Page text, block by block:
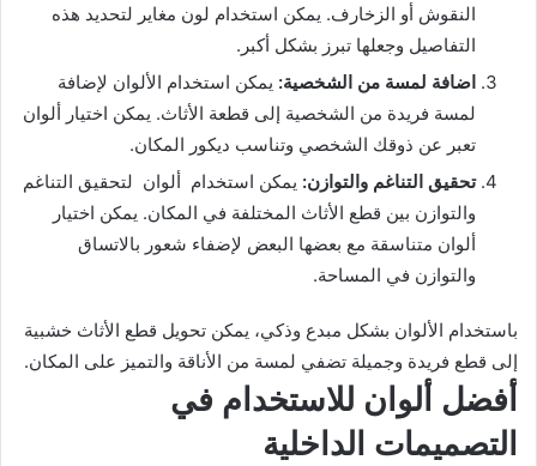
النقوش أو الزخارف. يمكن استخدام لون مغاير لتحديد هذه
التفاصيل وجعلها تبرز بشكل أكبر.
اضافة لمسة من الشخصية: يمكن استخدام الألوان لإضافة
لمسة فريدة من الشخصية إلى قطعة الأثاث. يمكن اختيار ألوان
تعبر عن ذوقك الشخصي وتناسب ديكور المكان.
تحقيق التناغم والتوازن: يمكن استخدام ألوان لتحقيق التناغم
والتوازن بين قطع الأثاث المختلفة في المكان. يمكن اختيار
ألوان متناسقة مع بعضها البعض لإضفاء شعور بالاتساق
والتوازن في المساحة.
باستخدام الألوان بشكل مبدع وذكي، يمكن تحويل قطع الأثاث خشبية
إلى قطع فريدة وجميلة تضفي لمسة من الأناقة والتميز على المكان.
أفضل ألوان للاستخدام في
التصميمات الداخلية